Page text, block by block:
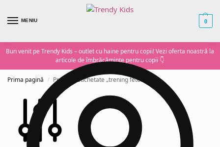
MENIU 0
Bun venit pe Trendy Kids – outlet cu haine pentru copii! Vezi oferta noastră la
articole de îmbrăcăminte pentru copii 👇
Prima pagină / Produse etichetate „trening fete 9 ani”